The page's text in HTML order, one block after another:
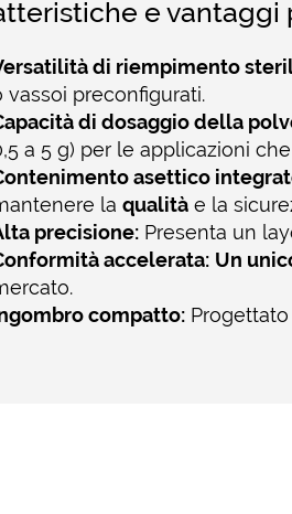
e vantaggi
di riempimento
vassoi preconfigurati.
di dosaggio della
a 5 g) per le applicazioni
asettico
laqualità e la
precisione: Presenta un
accelerata: Un
compatto: